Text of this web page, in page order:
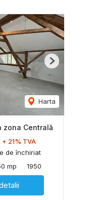
Harta
Next
zona Centrală
21% TVA
de închiriat
mp 1950